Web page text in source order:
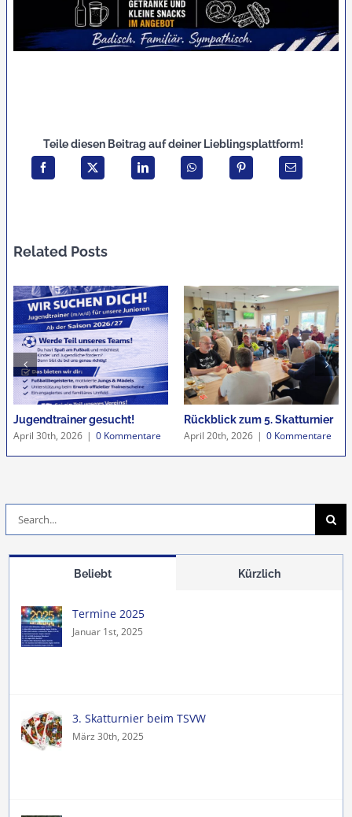
Suche
nach:
Beliebt Kürzlich
Termine 2025
Januar 1st, 2025
3. Skatturnier beim TSVW
März 30th, 2025
Teile diesen Beitrag auf deiner Lieblingsplattform!
Related Posts
Jugendtrainer gesucht!
April 30th, 2026 | 0 Kommentare
Rückblick zum 5. Skatturnier
April 20th, 2026 | 0 Kommentare